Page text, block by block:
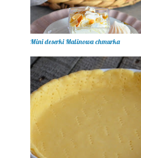
Mini deserki Malinowa chmurka